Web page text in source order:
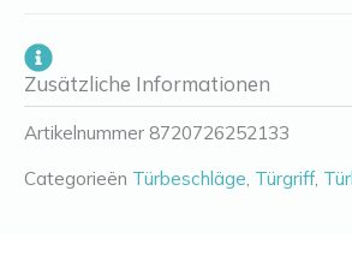
Zusätzliche Informationen
Artikelnummer 8720726252133
Categorieën Türbeschläge, Türgriff,